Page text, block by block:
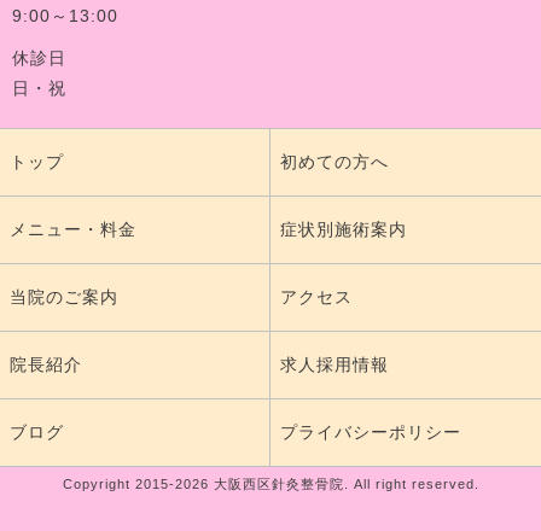
9:00～13:00
休診日
日・祝
トップ 初めての方へ
メニュー・料金 症状別施術案内
当院のご案内 アクセス
院長紹介 求人採用情報
ブログ プライバシーポリシー
Copyright 2015-2026 大阪西区針灸整骨院. All right reserved.